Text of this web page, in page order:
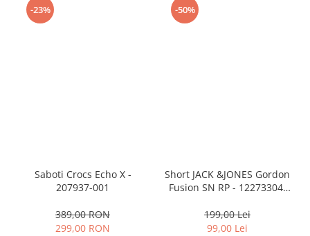
-23%
Saboti Crocs Echo X -
207937-001
389,00 RON
299,00 RON
-50%
Short JACK &JONES Gordon
Fusion SN RP - 12273304-
199,00 Lei
99,00 Lei